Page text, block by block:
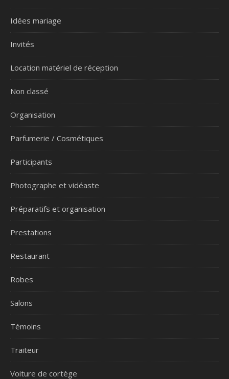
Idées mariage
Invités
Location matériel de réception
Non classé
Organisation
Parfumerie / Cosmétiques
Participants
Photographe et vidéaste
Préparatifs et organisation
Prestations
Restaurant
Robes
Salons
Témoins
Traiteur
Voiture de cortège